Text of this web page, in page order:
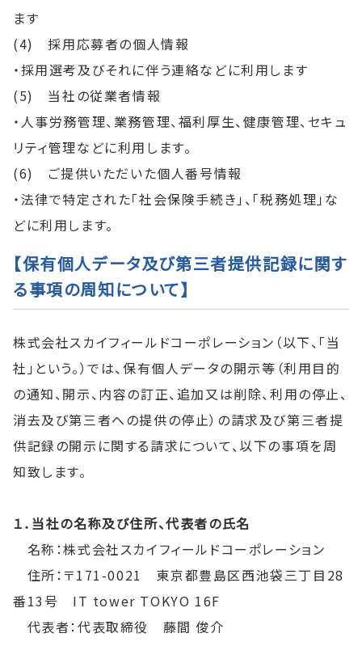
ます
(4) 採用応募者の個人情報
・採用選考及びそれに伴う連絡などに利用します
(5) 当社の従業者情報
・人事労務管理、業務管理、福利厚生、健康管理、セキュ
リティ管理などに利用します。
(6) ご提供いただいた個人番号情報
・法律で特定された「社会保険手続き」、「税務処理」な
どに利用します。
【保有個人データ及び第三者提供記録に関す
る事項の周知について】
株式会社スカイフィールドコーポレーション（以下、「当
社」という。）では、保有個人データの開示等（利用目的
の通知、開示、内容の訂正、追加又は削除、利用の停止、
消去及び第三者への提供の停止）の請求及び第三者提
供記録の開示に関する請求について、以下の事項を周
知致します。
１．当社の名称及び住所、代表者の氏名
名称：株式会社スカイフィールドコーポレーション
住所：〒171-0021 東京都豊島区西池袋三丁目28
番13号 IT tower TOKYO 16F
代表者：代表取締役 藤間 俊介